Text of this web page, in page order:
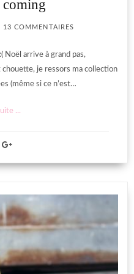
13 COMMENTAIRES
Noël arrive à grand pas,
chouette, je ressors ma collection
(même si ce n’est…
...